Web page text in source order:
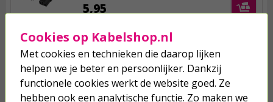
5,95
C7 kabel | 0.5 meter (Zwart)
1,95
Cookies op Kabelshop.nl
Met cookies en technieken die daarop lijken
helpen we je beter en persoonlijker. Dankzij
functionele cookies werkt de website goed. Ze
hebben ook een analytische functie. Zo maken we